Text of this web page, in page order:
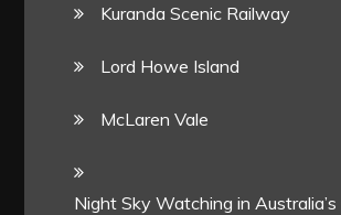
Kuranda Scenic Railway
Lord Howe Island
McLaren Vale
Night Sky Watching in